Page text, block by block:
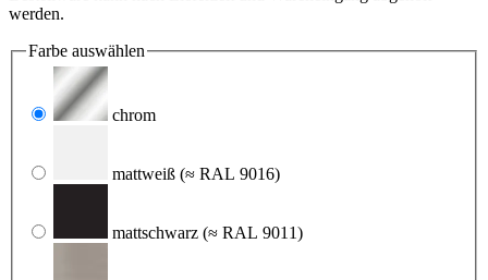
werden.
Farbe auswählen
chrom
mattweiß (≈ RAL 9016)
mattschwarz (≈ RAL 9011)